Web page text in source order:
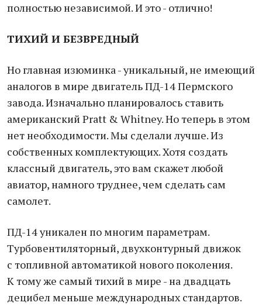
полностью независимой. И это - отлично!
ТИХИЙ И БЕЗВРЕДНЫЙ
Но главная изюминка - уникальный, не имеющий
аналогов в мире двигатель ПД-14 Пермского
завода. Изначально планировалось ставить
американский Pratt & Whitney. Но теперь в этом
нет необходимости. Мы сделали лучше. Из
собственных комплектующих. Хотя создать
классный двигатель, это вам скажет любой
авиатор, намного труднее, чем сделать сам
самолет.
ПД-14 уникален по многим параметрам.
Турбовентиляторный, двухконтурный движок
с топливной автоматикой нового поколения.
К тому же самый тихий в мире - на двадцать
децибел меньше международных стандартов.